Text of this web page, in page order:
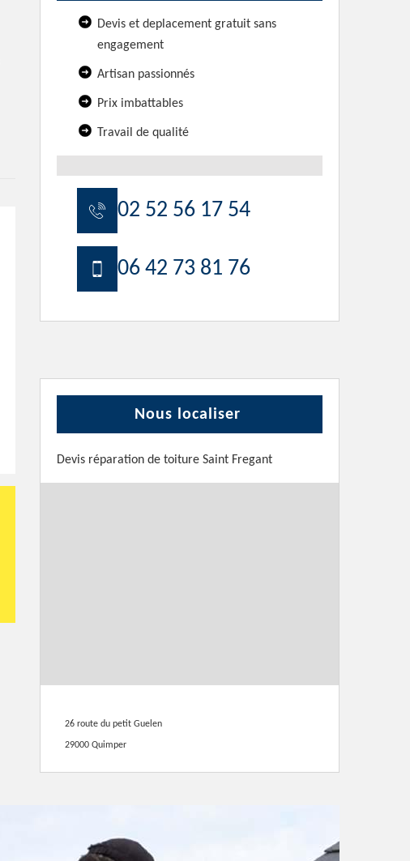
Devis et deplacement gratuit sans
engagement
Artisan passionnés
Prix imbattables
Travail de qualité
02 52 56 17 54
06 42 73 81 76
Nous localiser
Devis réparation de toiture Saint Fregant
26 route du petit Guelen
29000 Quimper